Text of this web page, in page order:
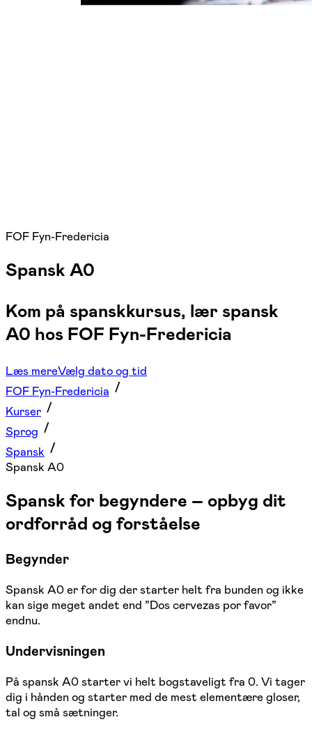
FOF Fyn-Fredericia
Spansk A0
Kom på spanskkursus, lær spansk
A0 hos FOF Fyn-Fredericia
Læs mereVælg dato og tid
FOF Fyn-Fredericia
Kurser
Sprog
Spansk
Spansk A0
Spansk for begyndere – opbyg dit
ordforråd og forståelse
Begynder
Spansk A0 er for dig der starter helt fra bunden og ikke
kan sige meget andet end ”Dos cervezas por favor”
endnu.
Undervisningen
På spansk A0 starter vi helt bogstaveligt fra 0. Vi tager
dig i hånden og starter med de mest elementære gloser,
tal og små sætninger.